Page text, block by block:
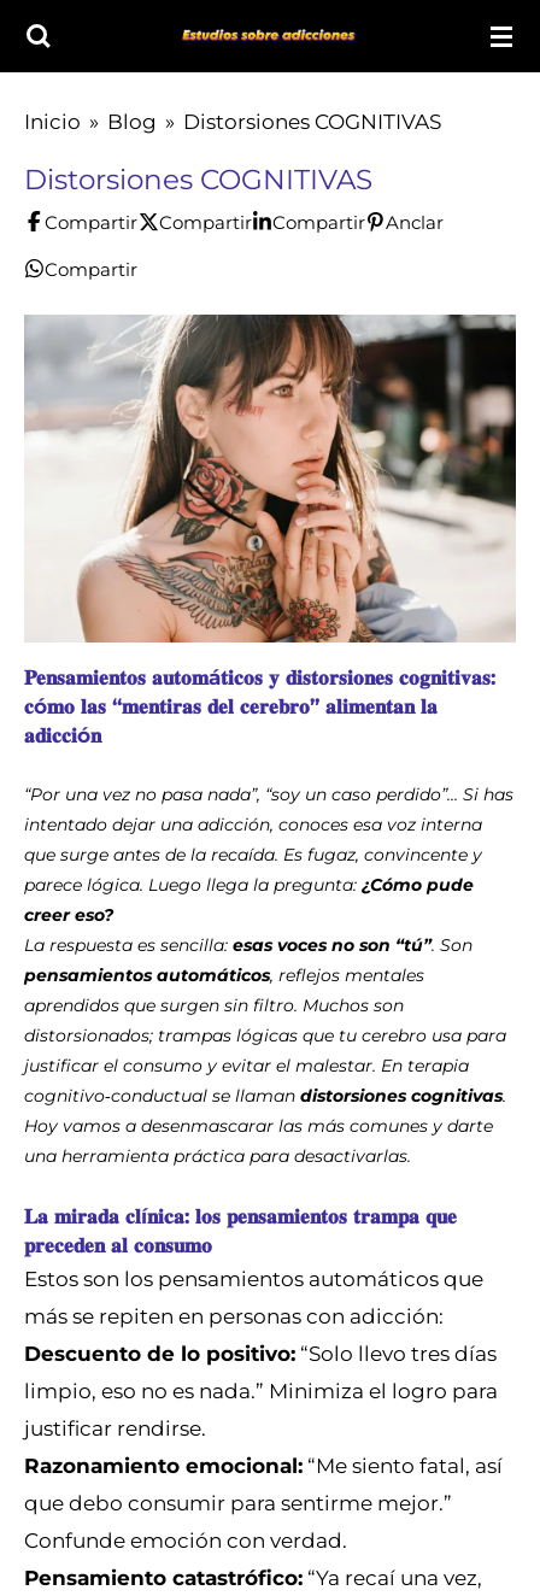
Ir
al
Inicio » Blog » Distorsiones COGNITIVAS
Distorsiones COGNITIVAS
Compartir Compartir Compartir Anclar
Compartir
𝐏𝐞𝐧𝐬𝐚𝐦𝐢𝐞𝐧𝐭𝐨𝐬 𝐚𝐮𝐭𝐨𝐦á𝐭𝐢𝐜𝐨𝐬 𝐲 𝐝𝐢𝐬𝐭𝐨𝐫𝐬𝐢𝐨𝐧𝐞𝐬 𝐜𝐨𝐠𝐧𝐢𝐭𝐢𝐯𝐚𝐬:
𝐜ó𝐦𝐨 𝐥𝐚𝐬 “𝐦𝐞𝐧𝐭𝐢𝐫𝐚𝐬 𝐝𝐞𝐥 𝐜𝐞𝐫𝐞𝐛𝐫𝐨” 𝐚𝐥𝐢𝐦𝐞𝐧𝐭𝐚𝐧 𝐥𝐚
𝐚𝐝𝐢𝐜𝐜𝐢ó𝐧
“Por una vez no pasa nada”, “soy un caso perdido”… Si has
intentado dejar una adicción, conoces esa voz interna
que surge antes de la recaída. Es fugaz, convincente y
parece lógica. Luego llega la pregunta: ¿Cómo pude
creer eso?
La respuesta es sencilla: esas voces no son “tú”. Son
pensamientos automáticos, reflejos mentales
aprendidos que surgen sin filtro. Muchos son
distorsionados; trampas lógicas que tu cerebro usa para
justificar el consumo y evitar el malestar. En terapia
cognitivo‑conductual se llaman distorsiones cognitivas.
Hoy vamos a desenmascarar las más comunes y darte
una herramienta práctica para desactivarlas.
𝐋𝐚 𝐦𝐢𝐫𝐚𝐝𝐚 𝐜𝐥í𝐧𝐢𝐜𝐚: 𝐥𝐨𝐬 𝐩𝐞𝐧𝐬𝐚𝐦𝐢𝐞𝐧𝐭𝐨𝐬 𝐭𝐫𝐚𝐦𝐩𝐚 𝐪𝐮𝐞
𝐩𝐫𝐞𝐜𝐞𝐝𝐞𝐧 𝐚𝐥 𝐜𝐨𝐧𝐬𝐮𝐦𝐨
Estos son los pensamientos automáticos que
más se repiten en personas con adicción:
Descuento de lo positivo: “Solo llevo tres días
limpio, eso no es nada.” Minimiza el logro para
justificar rendirse.
Razonamiento emocional: “Me siento fatal, así
que debo consumir para sentirme mejor.”
Confunde emoción con verdad.
Pensamiento catastrófico: “Ya recaí una vez,